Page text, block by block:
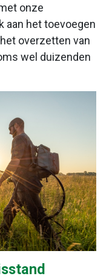
onze
aan het toevoegen
overzetten van
wel duizenden